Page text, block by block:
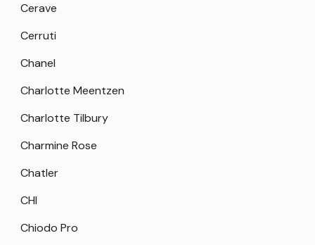
Cerave
Cerruti
Chanel
Charlotte Meentzen
Charlotte Tilbury
Charmine Rose
Chatler
CHI
Chiodo Pro